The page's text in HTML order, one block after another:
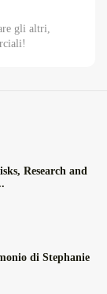
gli altri,
Research and
di Stephanie